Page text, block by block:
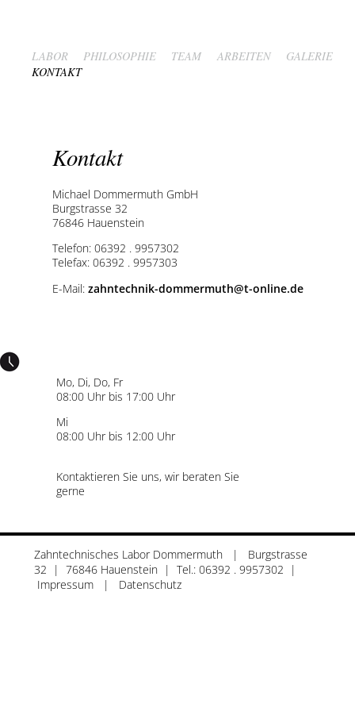
überspringen
LABOR PHILOSOPHIE TEAM ARBEITEN
GALERIE
KONTAKT
Kontakt
Michael Dommermuth GmbH
Burgstrasse 32
76846 Hauenstein
Telefon: 06392 . 9957302
Telefax: 06392 . 9957303
E-Mail:zahntechnik-dommermuth@t-online.de
Mo, Di, Do, Fr
08:00 Uhr bis 17:00 Uhr
Mi
08:00 Uhr bis 12:00 Uhr
Kontaktieren Sie uns, wir beraten Sie
gerne
Zahntechnisches Labor Dommermuth | Burgstrasse
32 | 76846 Hauenstein | Tel.: 06392 . 9957302 |
Impressum | Datenschutz